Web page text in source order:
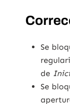
Se
de
Se